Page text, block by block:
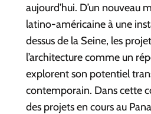
aujourd’hui. D’un
latino-américaine à une
dessus de la Seine, les
l’architecture comme un
explorent son potentiel
contemporain. Dans cette
des projets en cours au